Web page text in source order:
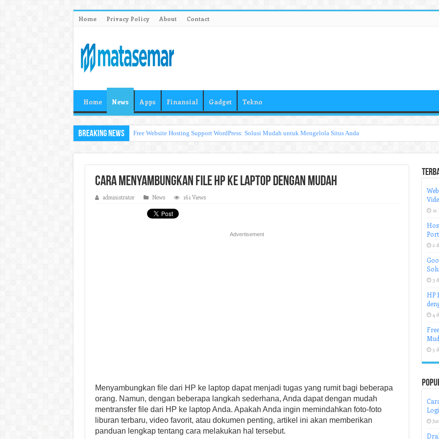
Home Privacy Policy About Contact
Home News Apps Finansial Gadget Tekno
Breaking News Free Website Hosting Support WordPress: Solusi Mudah untuk Mengelola Situs Anda
Cara Menyambungkan File HP ke Laptop dengan Mudah
administrator News 161 Views
Advertisement
Menyambungkan file dari HP ke laptop dapat menjadi tugas yang rumit bagi beberapa
orang. Namun, dengan beberapa langkah sederhana, Anda dapat dengan mudah
mentransfer file dari HP ke laptop Anda. Apakah Anda ingin memindahkan foto-foto
liburan terbaru, video favorit, atau dokumen penting, artikel ini akan memberikan
panduan lengkap tentang cara melakukan hal tersebut.
2
3
HP
4
5